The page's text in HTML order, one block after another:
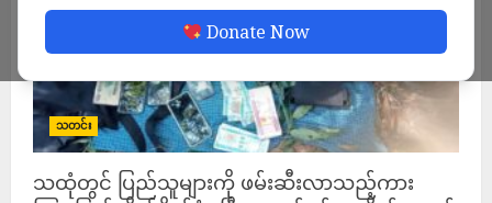
Donate Now
သတင်း
သထုံတွင် ပြည်သူများကို ဖမ်းဆီးလာသည့်ကား